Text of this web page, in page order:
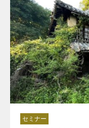
セミナー